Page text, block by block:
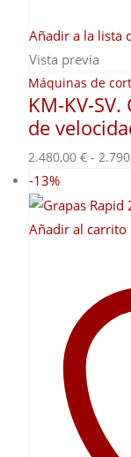
Añadir a la lista
Vista previa
Máquinas de
KM-KV-
de
2.480,00 € -
-13%
Añadir al carrito